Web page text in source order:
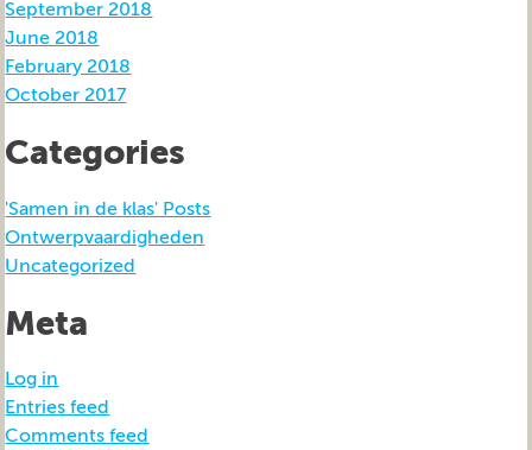
September 2018
June 2018
February 2018
October 2017
Categories
'Samen in de klas' Posts
Ontwerpvaardigheden
Uncategorized
Meta
Log in
Entries feed
Comments feed